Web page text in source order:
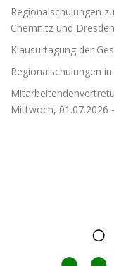
Regionalschulungen
Chemnitz und Dresden
Klausurtagung der
Regionalschulungen
Mittwoch, 01.07.2026